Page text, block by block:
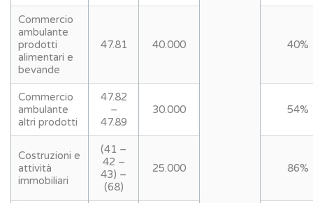
Commercio
ambulante
prodotti
alimentari e
bevande
47.81 40.000 40%
Commercio
ambulante
altri prodotti
47.82
–
47.89
30.000 54%
Costruzioni e
attività
immobiliari
(41 –
42 –
43) –
(68)
25.000 86%